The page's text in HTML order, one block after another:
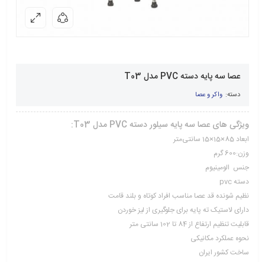
عصا سه پایه دسته PVC مدل T03
دسته: واکر و عصا
ویژگی های عصا سه پایه سیلور دسته PVC مدل T03:
ابعاد 85×15×15 سانتی‌متر
وزن:600 گرم
جنس الومینیوم
دسته pvc
نظیم شونده قد عصا مناسب افراد کوتاه و بلند قامت
دارای لاستیک ته پایه برای جلوگیری از لیز خوردن
قابلیت تنظیم ارتفاع از 84 تا 102 سانتی متر
نحوه عملکرد مکانیکی
ساخت کشور ایران